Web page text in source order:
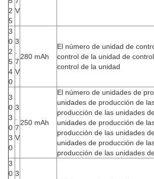
2
5
V
3
0
2
5
4
0
3
.
7
V
280 mAh
El número de unidad de
control de la unidad de
control de la unidad
3
0
3
0
3
0
3
.
7
V
250 mAh
El número de unidades de
unidades de producción de
producción de las unidades
unidades de producción de
producción de las unidades
unidades de producción de
producción de las unidades
3
0 3